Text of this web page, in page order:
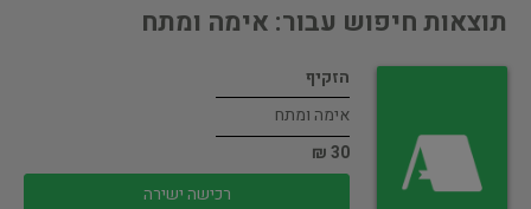
תוצאות חיפוש עבור: אימה ומתח
הזקיף
אימה ומתח
30 ₪
רכישה ישירה